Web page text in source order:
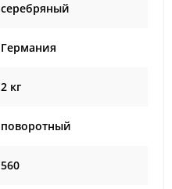
серебряный
Германия
2 кг
поворотный
560